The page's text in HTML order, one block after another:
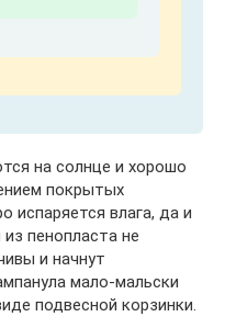
на солнце и хорошо
покрытых
испаряется влага, да и
пенопласта не
и начнут
мало-мальски
подвесной корзинки.